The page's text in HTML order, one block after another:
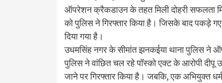
ऑपरेशन क्रैकडाउन के तहत मिली दोहरी सफलता
को पुलिस ने गिरफ्तार किया है। जिसके बाद पकड़े
दिया गया है।
उधमसिंह नगर के सीमांत झनकईया थाना पुलिस ने
पुलिस ने वांछित चल रहे पॉस्को एक्ट के आरोपी दीपू
जाने पर गिरफ्तार किया है। जबकि, एक अभियुक्त